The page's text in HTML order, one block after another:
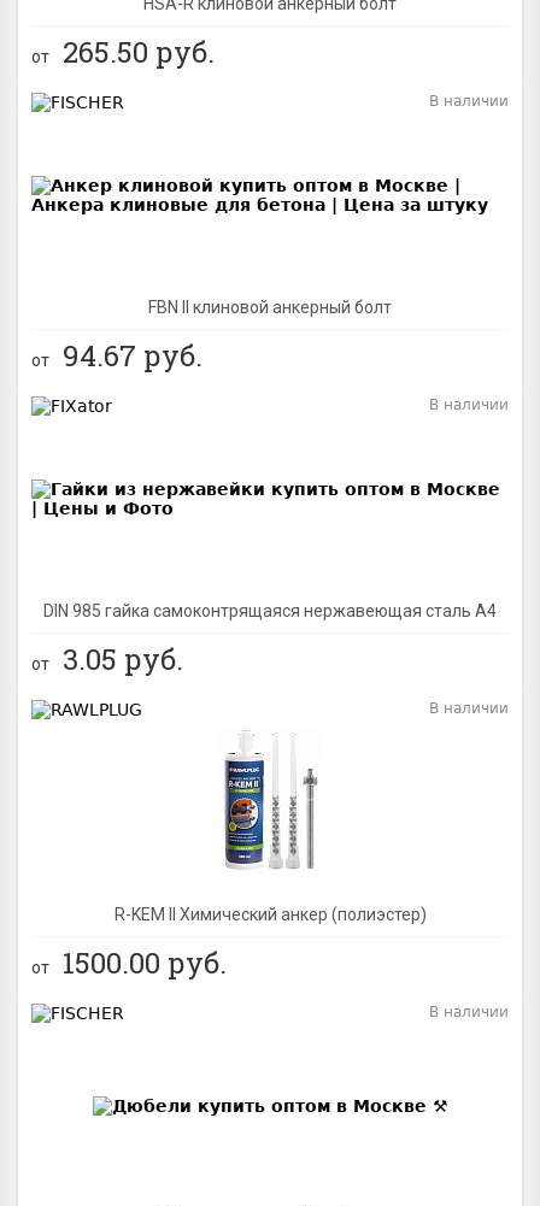
HSA-R клиновой анкерный болт
от 265.50 руб.
FBN II клиновой анкерный болт
В наличии
от 94.67 руб.
DIN 985 гайка самоконтрящаяся нержавеющая сталь A4
В наличии
от 3.05 руб.
R-KEM II Химический анкер (полиэстер)
В наличии
от 1500.00 руб.
В наличии